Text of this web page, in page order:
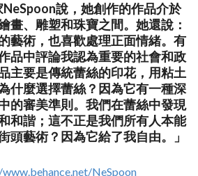
說，她創作的作品介於
畫、雕塑和珠寶之間。她還說：
藝術，也喜歡處理正面情緒。有
品中評論我認為重要的社會和政
主要是傳統蕾絲的印花，用粘土
什麼選擇蕾絲？因為它有一種深
的審美準則。我們在蕾絲中發現
和諧；這不正是我們所有人本能
頭藝術？因為它給了我自由。」
NeSpoon